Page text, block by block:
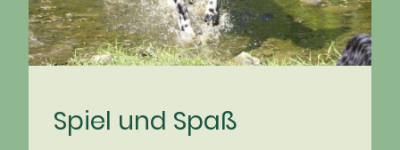
Spiel und Spaß